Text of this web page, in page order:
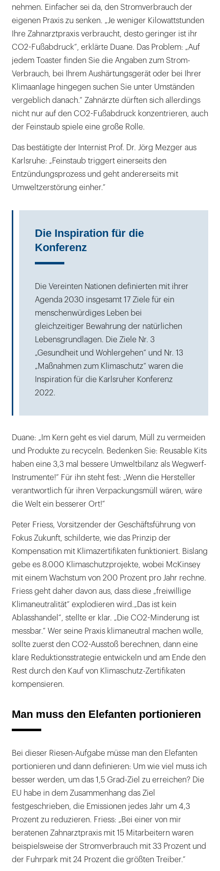
nehmen. Einfacher sei da, den Stromverbrauch der
eigenen Praxis zu senken. „Je weniger Kilowattstunden
Ihre Zahnarztpraxis verbraucht, desto geringer ist ihr
CO2-Fußabdruck“, erklärte Duane. Das Problem: „Auf
jedem Toaster finden Sie die Angaben zum Strom-
Verbrauch, bei Ihrem Aushärtungsgerät oder bei Ihrer
Klimaanlage hingegen suchen Sie unter Umständen
vergeblich danach.“ Zahnärzte dürften sich allerdings
nicht nur auf den CO2-Fußabdruck konzentrieren, auch
der Feinstaub spiele eine große Rolle.
Das bestätigte der Internist Prof. Dr. Jörg Mezger aus
Karlsruhe: „Feinstaub triggert einerseits den
Entzündungsprozess und geht andererseits mit
Umweltzerstörung einher.“
Die Inspiration für die
Konferenz
Die Vereinten Nationen definierten mit ihrer
Agenda 2030 insgesamt 17 Ziele für ein
menschenwürdiges Leben bei
gleichzeitiger Bewahrung der natürlichen
Lebensgrundlagen. Die Ziele Nr. 3
„Gesundheit und Wohlergehen“ und Nr. 13
„Maßnahmen zum Klimaschutz“ waren die
Inspiration für die Karlsruher Konferenz
2022.
Duane: „Im Kern geht es viel darum, Müll zu vermeiden
und Produkte zu recyceln. Bedenken Sie: Reusable Kits
haben eine 3,3 mal bessere Umweltbilanz als Wegwerf-
Instrumente!“ Für ihn steht fest: „Wenn die Hersteller
verantwortlich für ihren Verpackungsmüll wären, wäre
die Welt ein besserer Ort!“
Peter Friess, Vorsitzender der Geschäftsführung von
Fokus Zukunft, schilderte, wie das Prinzip der
Kompensation mit Klimazertifikaten funktioniert. Bislang
gebe es 8.000 Klimaschutzprojekte, wobei McKinsey
mit einem Wachstum von 200 Prozent pro Jahr rechne.
Friess geht daher davon aus, dass diese „freiwillige
Klimaneutralität“ explodieren wird.„Das ist kein
Ablasshandel“, stellte er klar. „Die CO2-Minderung ist
messbar.“ Wer seine Praxis klimaneutral machen wolle,
sollte zuerst den CO2-Ausstoß berechnen, dann eine
klare Reduktionsstrategie entwickeln und am Ende den
Rest durch den Kauf von Klimaschutz-Zertifikaten
kompensieren.
Man muss den Elefanten portionieren
Bei dieser Riesen-Aufgabe müsse man den Elefanten
portionieren und dann definieren: Um wie viel muss ich
besser werden, um das 1,5 Grad-Ziel zu erreichen? Die
EU habe in dem Zusammenhang das Ziel
festgeschrieben, die Emissionen jedes Jahr um 4,3
Prozent zu reduzieren. Friess: „Bei einer von mir
beratenen Zahnarztpraxis mit 15 Mitarbeitern waren
beispielsweise der Stromverbrauch mit 33 Prozent und
der Fuhrpark mit 24 Prozent die größten Treiber.“